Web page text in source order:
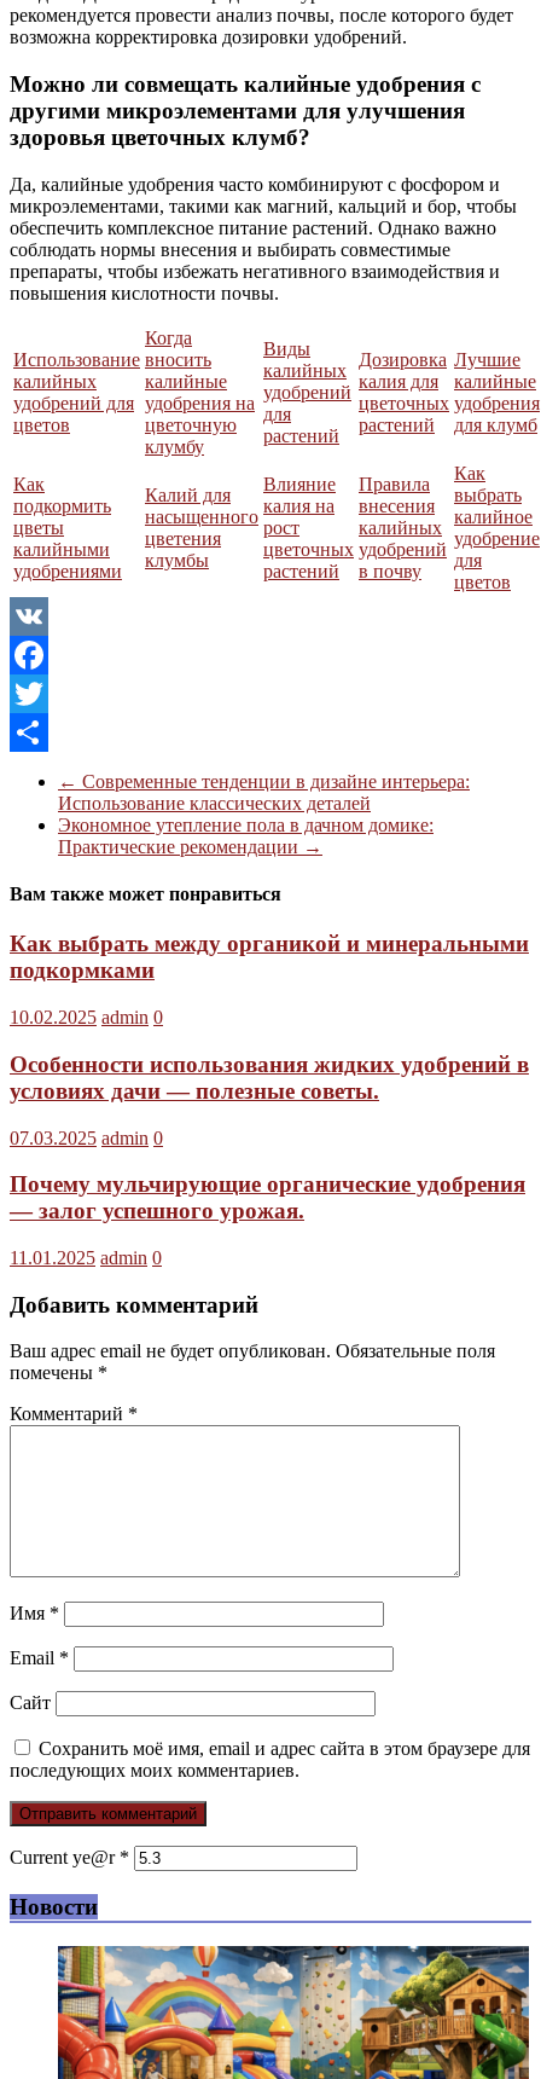
рекомендуется провести анализ почвы, после которого будет
возможна корректировка дозировки удобрений.
Можно ли совмещать калийные удобрения с
другими микроэлементами для улучшения
здоровья цветочных клумб?
Да, калийные удобрения часто комбинируют с фосфором и
микроэлементами, такими как магний, кальций и бор, чтобы
обеспечить комплексное питание растений. Однако важно
соблюдать нормы внесения и выбирать совместимые
препараты, чтобы избежать негативного взаимодействия и
повышения кислотности почвы.
Использование
калийных
удобрений для
цветов
Когда
вносить
калийные
удобрения на
цветочную
клумбу
Виды
калийных
удобрений
для
растений
Дозировка
калия для
цветочных
растений
Лучшие
калийные
удобрения
для клумб
Как
подкормить
цветы
калийными
удобрениями
Калий для
насыщенного
цветения
клумбы
Влияние
калия на
рост
цветочных
растений
Правила
внесения
калийных
удобрений
в почву
Как
выбрать
калийное
удобрение
для
цветов
VK
Facebook
Twitter
Отправить
← Современные тенденции в дизайне интерьера:
Использование классических деталей
Экономное утепление пола в дачном домике:
Практические рекомендации →
Вам также может понравиться
Как выбрать между органикой и минеральными
подкормками
10.02.2025 admin 0
Особенности использования жидких удобрений в
условиях дачи — полезные советы.
07.03.2025 admin 0
Почему мульчирующие органические удобрения
— залог успешного урожая.
11.01.2025 admin 0
Добавить комментарий
Ваш адрес email не будет опубликован. Обязательные поля
помечены *
Комментарий *
Имя *
Email *
Сайт
Сохранить моё имя, email и адрес сайта в этом браузере для
последующих моих комментариев.
Current ye@r *
Новости